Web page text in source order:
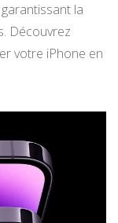
la
Découvrez
votre iPhone en